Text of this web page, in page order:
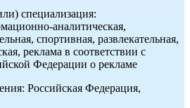
специализация:
аналитическая,
спортивная, развлекательная,
реклама в соответствии с
Федерации о рекламе
Российская Федерация,